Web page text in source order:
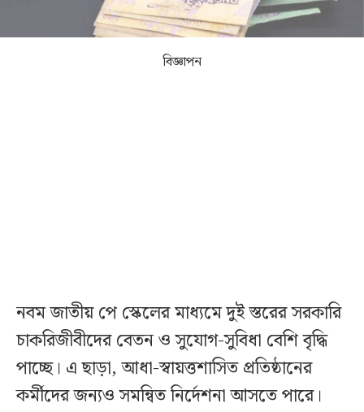
বিজ্ঞাপন
নবম জাতীয় পে স্কেলের মাধ্যমে দুই স্তরের সরকারি
চাকরিজীবীদের বেতন ও সুযোগ-সুবিধা বেশি বৃদ্ধি
পাচ্ছে। এ ছাড়া, আধা-স্বায়ত্তশাসিত প্রতিষ্ঠানের
কর্মীদের জন্যও সমন্বিত নির্দেশনা আসতে পারে।